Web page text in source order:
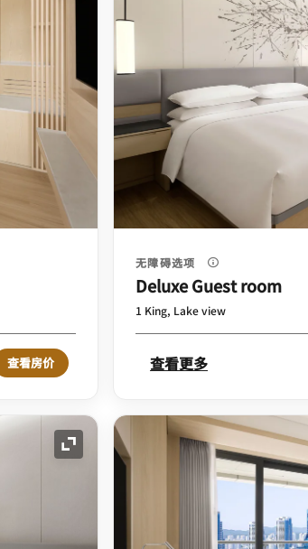
查看房价
无障碍选项
Deluxe Guest room
1 King, Lake view
查看更多
展开图标